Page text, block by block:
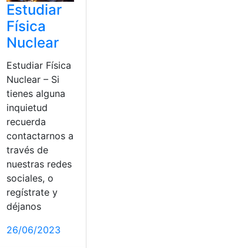
Estudiar
Física
Nuclear
Estudiar Física
Nuclear – Si
tienes alguna
inquietud
recuerda
contactarnos a
través de
nuestras redes
sociales, o
regístrate y
déjanos
26/06/2023